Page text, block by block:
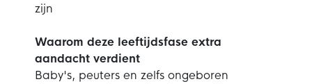
zijn
Waarom deze leeftijdsfase extra
aandacht verdient
Baby's, peuters en zelfs ongeboren